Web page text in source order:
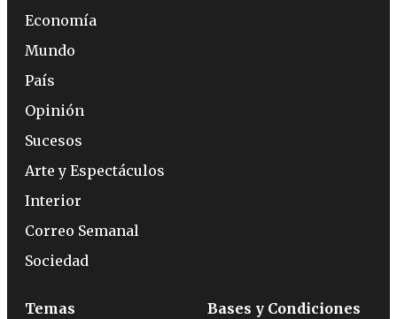
Economía
Mundo
País
Opinión
Sucesos
Arte y Espectáculos
Interior
Correo Semanal
Sociedad
Temas
Bases y Condiciones